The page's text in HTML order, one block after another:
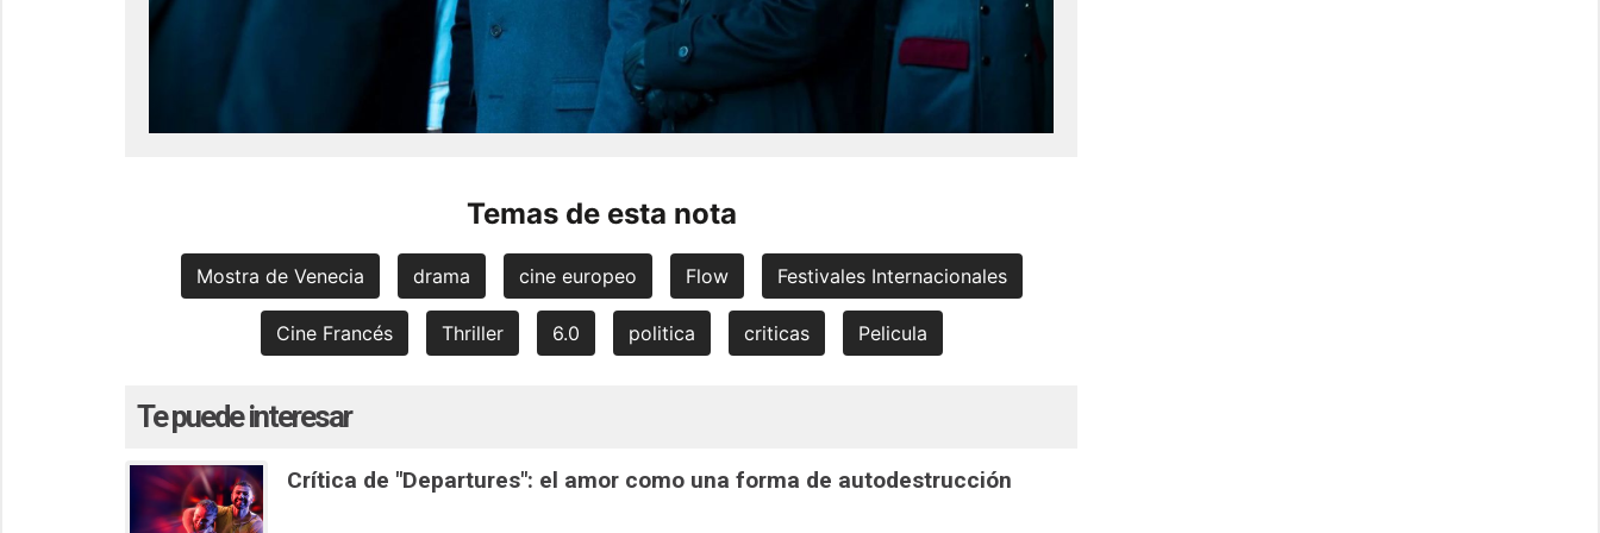
Temas de esta nota
Mostra de Venecia drama cine europeo Flow Festivales Internacionales
Cine Francés Thriller 6.0 politica criticas Pelicula
Te puede interesar
Crítica de "Departures": el amor como una forma de autodestrucción